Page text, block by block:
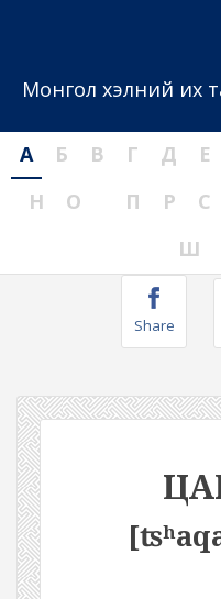
Монгол хэлний их
А Б В Г Д Е
Н
О П Р С
Ш
Share